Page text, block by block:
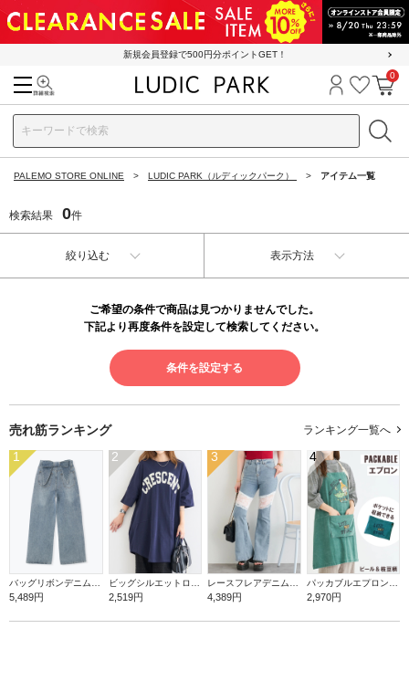
新規会員登録で500円分ポイントGET！
ログイン
お気に
カ
0
PALEMO STORE ONLINE LUDIC PARK（ルディックパーク） アイテム一覧
検索結果 0件
絞り込む 表示方法
ご希望の条件で商品は見つかりませんでした。
下記より再度条件を設定して検索してください。
条件を設定する
売れ筋ランキング ランキング一覧へ
1
5,489円
2
2,519円
3
4,389円
4
2,970円